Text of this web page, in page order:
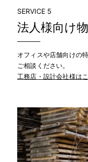
法人様向け
SERVICE 5
オフィスや店舗向けの
ご相談ください。
工務店・設計会社様は